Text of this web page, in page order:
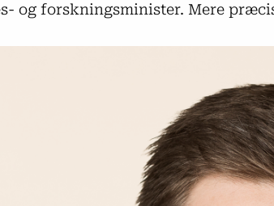
og forskningsminister. Mere